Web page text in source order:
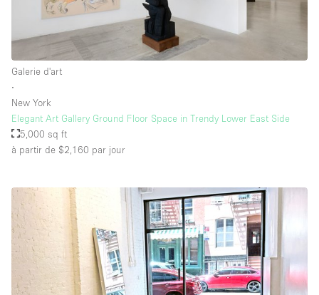
Galerie d'art
∙
New York
Elegant Art Gallery Ground Floor Space in Trendy Lower East Side
5,000 sq ft
à partir de $2,160 par jour